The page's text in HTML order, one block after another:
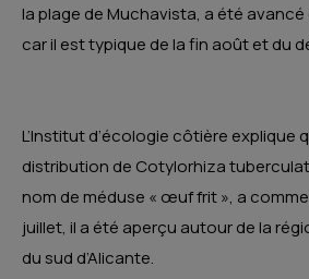
la plage de Muchavista, a été
car il est typique de la fin août et du
L’Institut d’écologie côtière explique
distribution de Cotylorhiza
nom de méduse « œuf frit », a
juillet, il a été aperçu autour de la
du sud d’Alicante.